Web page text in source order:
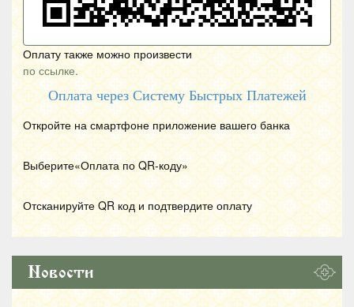
Оплату также можно произвести
по ссылке.
Оплата через Систему Быстрых Платежей
Откройте на смартфоне приложение вашего банка
Выберите«Оплата по QR-коду»
Отсканируйте QR код и подтвердите оплату
Новости